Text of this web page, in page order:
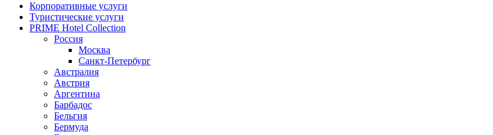
Корпоративные услуги
Туристические услуги
PRIME Hotel Collection
Россия
Москва
Санкт-Петербург
Австралия
Австрия
Аргентина
Барбадос
Бельгия
Бермуда